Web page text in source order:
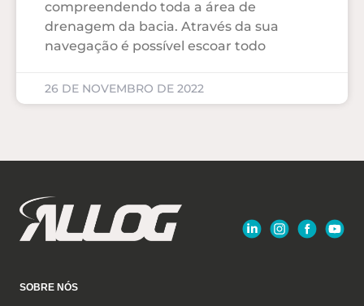
compreendendo toda a área de
drenagem da bacia. Através da sua
navegação é possível escoar todo
26 DE NOVEMBRO DE 2022
SOBRE NÓS